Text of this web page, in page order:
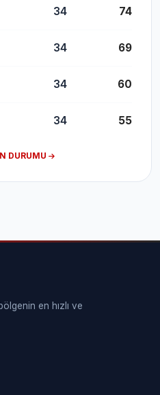
34 74
34 69
34 60
34 55
DURUMU
en hızlı ve